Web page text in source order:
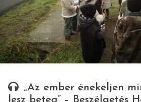
„Az ember énekeljen